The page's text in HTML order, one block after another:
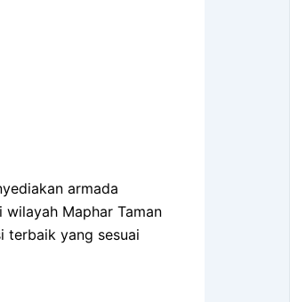
armada
Maphar Taman
terbaik yang sesuai